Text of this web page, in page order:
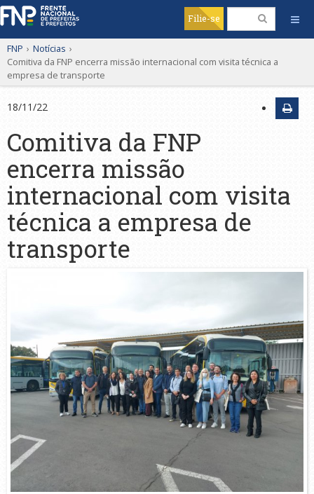
Filie-se
FNP › Notícias ›
Comitiva da FNP encerra missão internacional com visita técnica a
empresa de transporte
18/11/22
Comitiva da FNP
encerra missão
internacional com visita
técnica a empresa de
transporte